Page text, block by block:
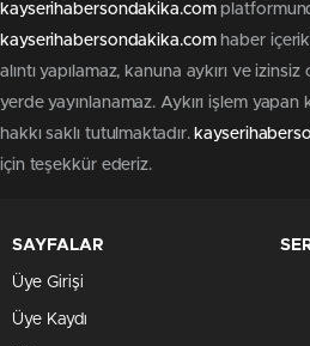
kayserihabersondakika.com
kayserihabersondakika.comhaber
alıntı yapılamaz, kanuna aykırı ve
yerde yayınlanamaz. Aykırı işlem
hakkı saklı tutulmaktadır.
için teşekkür ederiz.
SAYFALAR
Üye Girişi
Üye Kaydı